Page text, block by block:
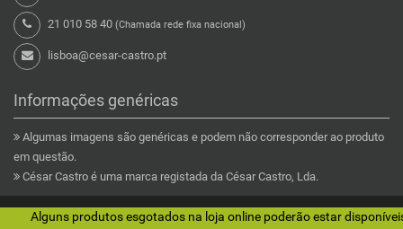
21 010 58 40 (Chamada rede fixa nacional)
lisboa@cesar-castro.pt
Informações genéricas
Algumas imagens são genéricas e podem não corresponder ao produto
em questão.
César Castro é uma marca registada da César Castro, Lda.
Copyright © 2026 César Castro Lda
Alguns produtos esgotados na loja online poderão estar